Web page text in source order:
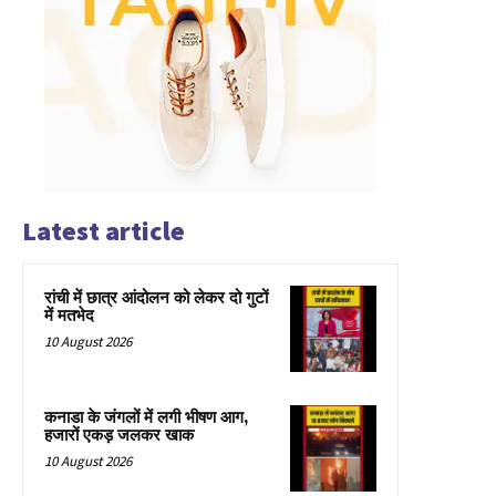
Latest article
रांची में छात्र आंदोलन को लेकर दो गुटों
में मतभेद
10 August 2026
कनाडा के जंगलों में लगी भीषण आग,
हजारों एकड़ जलकर खाक
10 August 2026